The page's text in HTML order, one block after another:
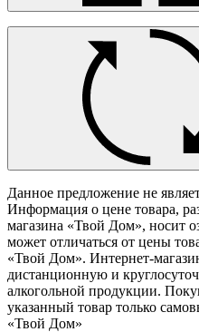
Данное предложение не
Информация о цене товара,
магазина «Твой Дом», носит
может отличаться от цены
«Твой Дом». Интернет-
дистанционную и
алкогольной продукции.
указанный товар только
«Твой Дом»